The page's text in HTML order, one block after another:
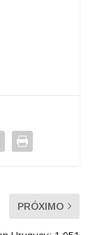
PRÓXIMO